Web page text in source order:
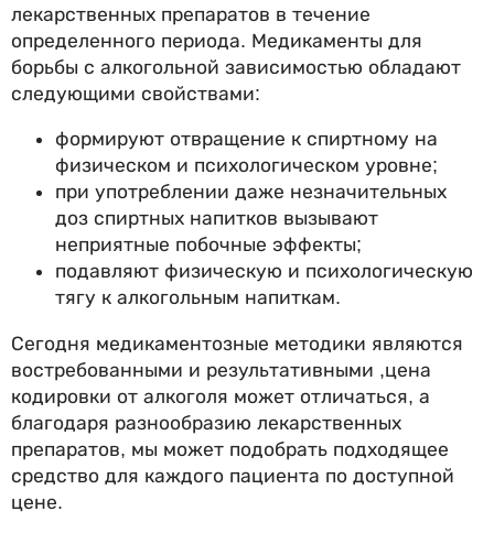
лекарственных препаратов в течение
определенного периода. Медикаменты для
борьбы с алкогольной зависимостью обладают
следующими свойствами:
формируют отвращение к спиртному на
физическом и психологическом уровне;
при употреблении даже незначительных
доз спиртных напитков вызывают
неприятные побочные эффекты;
подавляют физическую и психологическую
тягу к алкогольным напиткам.
Сегодня медикаментозные методики являются
востребованными и результативными ,цена
кодировки от алкоголя может отличаться, а
благодаря разнообразию лекарственных
препаратов, мы может подобрать подходящее
средство для каждого пациента по доступной
цене.